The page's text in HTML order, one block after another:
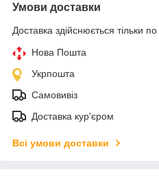
Умови доставки
Доставка здійснюється тільки
Нова Пошта
Укрпошта
Самовивіз
Доставка кур'єром
Всі умови доставки